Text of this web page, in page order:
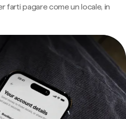
farti pagare come un locale, in